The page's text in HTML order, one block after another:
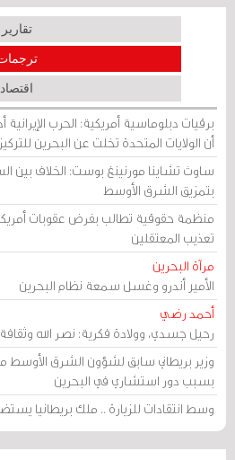
تقارير
اقتصاد
برقيات دبلوماسية أمريكية: الحرب
أن الولايات المتحدة تخلت عن البحرين
ساوث تشاينا مورنينغ بوست: الخلاف بين
بتمزيق الشرق الأوسط
منظمة حقوقية تطالب بفرض عقوبات
تعذيب المعتقلين
مرآة البحرين
الأمير أندرو وغسل سمعة نظام البحرين
أحمد رضي
رحيل جسدي، وولادة فكرية: نصر الله
وزير بريطاني سابق لشؤون الشرق الأوسط
بسبب دور استشاري في البحرين
وسط انتقادات للزيارة .. ملك بريطانيا